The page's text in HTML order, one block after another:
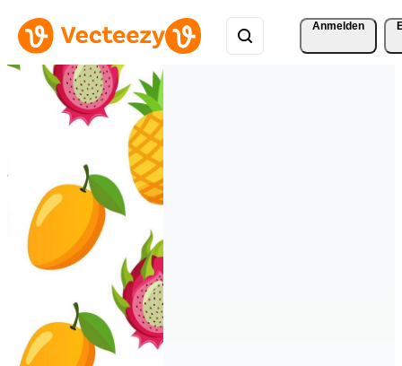
Anmelden